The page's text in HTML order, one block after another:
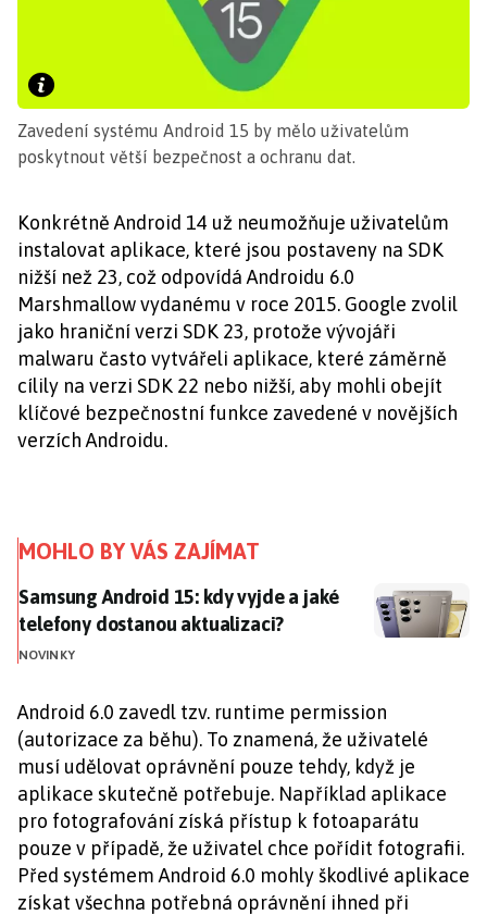
Zavedení systému Android 15 by mělo uživatelům
poskytnout větší bezpečnost a ochranu dat.
Konkrétně Android 14 už neumožňuje uživatelům
instalovat aplikace, které jsou postaveny na SDK
nižší než 23, což odpovídá Androidu 6.0
Marshmallow vydanému v roce 2015. Google zvolil
jako hraniční verzi SDK 23, protože vývojáři
malwaru často vytvářeli aplikace, které záměrně
cílily na verzi SDK 22 nebo nižší, aby mohli obejít
klíčové bezpečnostní funkce zavedené v novějších
verzích Androidu.
MOHLO BY VÁS ZAJÍMAT
Samsung Android 15: kdy vyjde a jaké telefony
Samsung Android 15: kdy vyjde a jaké
telefony dostanou aktualizaci?
NOVINKY
Android 6.0 zavedl tzv. runtime permission
(autorizace za běhu). To znamená, že uživatelé
musí udělovat oprávnění pouze tehdy, když je
aplikace skutečně potřebuje. Například aplikace
pro fotografování získá přístup k fotoaparátu
pouze v případě, že uživatel chce pořídit fotografii.
Před systémem Android 6.0 mohly škodlivé aplikace
získat všechna potřebná oprávnění ihned při